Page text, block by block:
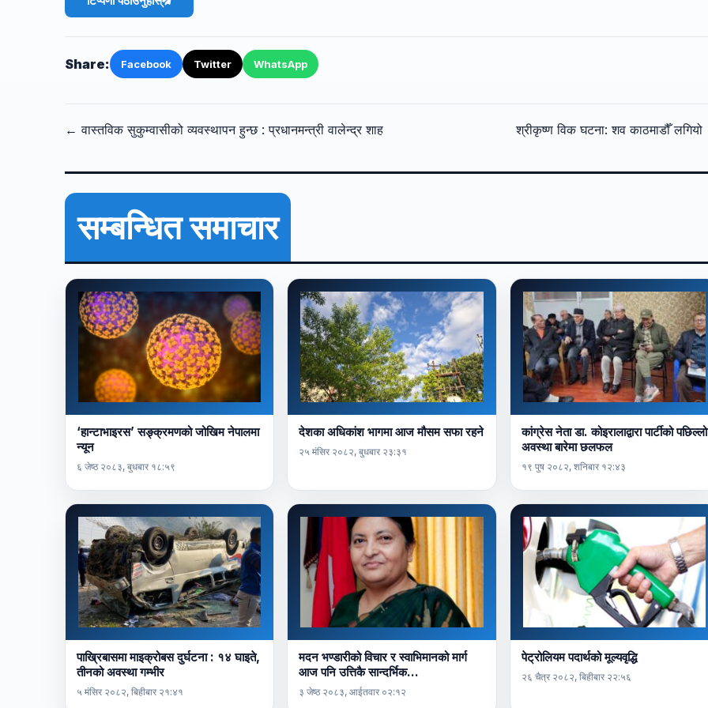
Share: Facebook Twitter WhatsApp
← वास्तविक सुकुम्वासीको व्यवस्थापन हुन्छ : प्रधानमन्त्री वालेन्द्र शाह श्रीकृष्ण विक घटना: शव काठमाडौँ
सम्बन्धित समाचार
‘हान्टाभाइरस’ सङ्क्रमणको जोखिम नेपालमा
न्यून
६ जेष्ठ २०८३, बुधबार १८:५९
देशका अधिकांश भागमा आज मौसम सफा रहने
२५ मंसिर २०८२, बुधबार २३:३१
कांग्रेस नेता डा. कोइरालाद्वारा पार्टीको पछिल्लो
अवस्था बारेमा छलफल
१९ पुष २०८२, शनिबार १२:४३
पाख्रिबासमा माइक्रोबस दुर्घटना : १४ घाइते,
तीनको अवस्था गम्भीर
५ मंसिर २०८२, बिहीबार २१:४१
मदन भण्डारीको विचार र स्वाभिमानको मार्ग
आज पनि उत्तिकै सान्दर्भिक…
३ जेष्ठ २०८३, आईतवार ०२:१२
पेट्रोलियम पदार्थको मूल्यवृद्धि
२६ चैत्र २०८२, बिहीबार २२:५६